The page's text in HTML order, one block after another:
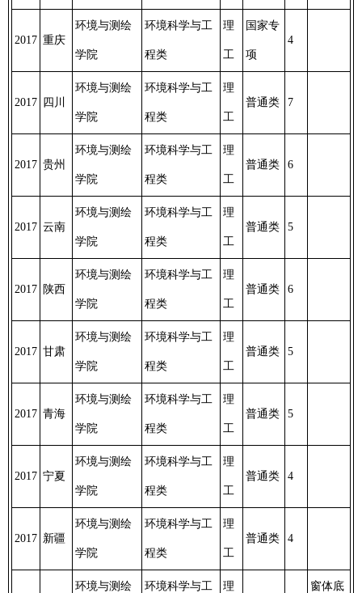
2017 重庆
环境与测绘
学院
环境科学与工
程类
理
工
国家专
项
4
2017 四川
环境与测绘
学院
环境科学与工
程类
理
工
普通类 7
2017 贵州
环境与测绘
学院
环境科学与工
程类
理
工
普通类 6
2017 云南
环境与测绘
学院
环境科学与工
程类
理
工
普通类 5
2017 陕西
环境与测绘
学院
环境科学与工
程类
理
工
普通类 6
2017 甘肃
环境与测绘
学院
环境科学与工
程类
理
工
普通类 5
2017 青海
环境与测绘
学院
环境科学与工
程类
理
工
普通类 5
2017 宁夏
环境与测绘
学院
环境科学与工
程类
理
工
普通类 4
2017 新疆
环境与测绘
学院
环境科学与工
程类
理
工
普通类 4
环境与测绘 环境科学与工 理 窗体底